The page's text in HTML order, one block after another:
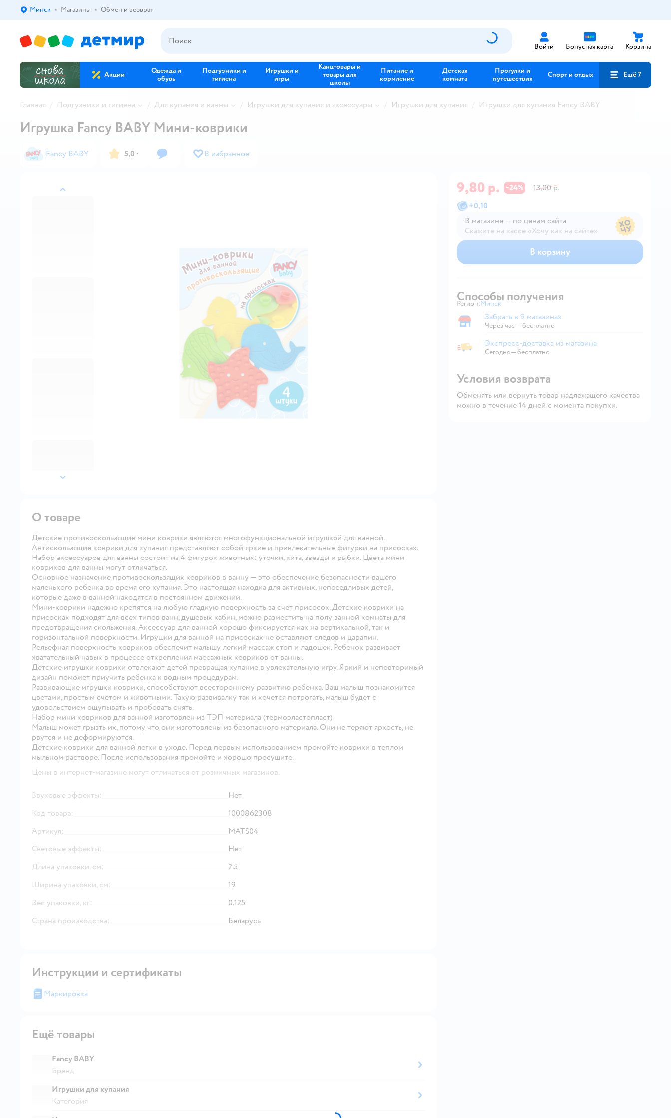
Выбор адреса доставки.
Минск Магазины Обмен и возврат
Войти Бонусная карта Корзина
Акции
Одежда и
обувь
Подгузники и
гигиена
Игрушки и
игры
Канцтовары и
товары для
школы
Питание и
кормление
Детская
комната
Прогулки и
путешествия
Спорт и отдых Ещё 7
Главная Подгузники и гигиена Для купания и ванны Игрушки для купания и аксессуары Игрушки для купания Игрушки для купания Fancy BABY
назад
далее
Игрушка Fancy BABY Мини-коврики
Fancy BABY 5,0 · В избранное
9,80 р. −24%
13,00 р.
+0,10
В магазине — по ценам сайта
Скажите на кассе «Хочу как на сайте»
В магазине — по ценам сайта
В корзину
Способы получения
Регион: Выбор адреса доставки.
Минск
Забрать в магазине
Забрать в 9 магазинах
Через час — бесплатно
Экспресс-доставка из магазина
Экспресс-доставка из магазина
Сегодня—бесплатно
Условия возврата
Обменять или вернуть товар надлежащего качества
можно в течение 14 дней с момента покупки.
О товаре
Детские противоскользящие мини коврики являются многофункциональной игрушкой для ванной.
Антискользящие коврики для купания представляют собой яркие и привлекательные фигурки на присосках.
Набор аксессуаров для ванны состоит из 4 фигурок животных: уточки, кита, звезды и рыбки. Цвета мини
ковриков для ванны могут отличаться.
Основное назначение противоскользящих ковриков в ванну — это обеспечение безопасности вашего
маленького ребенка во время его купания. Это настоящая находка для активных, непоседливых детей,
которые даже в ванной находятся в постоянном движении.
Мини-коврики надежно крепятся на любую гладкую поверхность за счет присосок. Детские коврики на
присосках подходят для всех типов ванн, душевых кабин, можно разместить на полу ванной комнаты для
предотвращения скольжения. Аксессуар для ванной хорошо фиксируется как на вертикальной, так и
горизонтальной поверхности. Игрушки для ванной на присосках не оставляют следов и царапин.
Рельефная поверхность ковриков обеспечит малышу легкий массаж стоп и ладошек. Ребенок развивает
хватательный навык в процессе открепления массажных ковриков от ванны.
Детские игрушки коврики отвлекают детей превращая купание в увлекательную игру. Яркий и неповторимый
дизайн поможет приучить ребенка к водным процедурам.
Развивающие игрушки коврики, способствуют всестороннему развитию ребенка. Ваш малыш познакомится
цветами, простым счетом и животными. Такую развивалку так и хочется потрогать, малыш будет с
удовольствием ощупывать и пробовать снять.
Набор мини ковриков для ванной изготовлен из ТЭП материала (термоэластопласт)
Малыш может грызть их, потому что они изготовлены из безопасного материала. Они не теряют яркость, не
рвутся и не деформируются.
Детские коврики для ванной легки в уходе. Перед первым использованием промойте коврики в теплом
мыльном растворе. После использования промойте и хорошо просушите.
Цены в интернет-магазине могут отличаться от розничных магазинов.
Звуковые эффекты:
Нет
Код товара:
1000862308
Артикул:
MATS04
Световые эффекты:
Нет
Длина упаковки, см:
2.5
Ширина упаковки, см:
19
Вес упаковки, кг:
0.125
Страна производства:
Беларусь
Инструкции и сертификаты
Маркировка
Ещё товары
Fancy BABY
Бренд
Игрушки для купания
Категория